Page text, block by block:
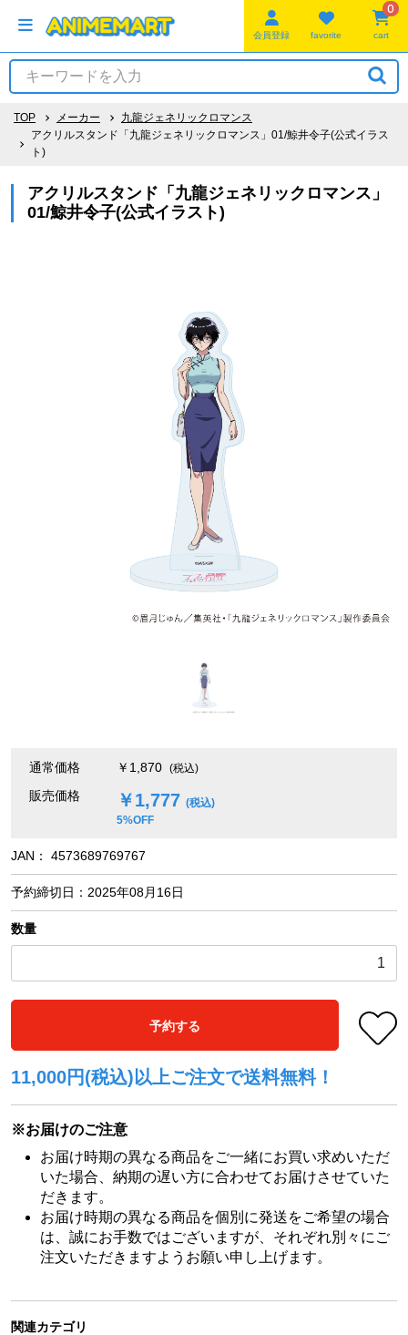
会員登録 favorite
0
cart
TOP メーカー
九龍ジェネリックロマンス
アクリルスタンド「九龍ジェネリックロマンス」01/鯨井令子(公式イラス
ト)
アクリルスタンド「九龍ジェネリックロマンス」
01/鯨井令子(公式イラスト)
通常価格 ￥1,870 (税込)
販売価格
5%OFF
￥1,777 (税込)
JAN： 4573689769767
予約締切日： 2025年08月16日
数量
予約する
11,000円(税込)以上ご注文で送料無料！
※お届けのご注意
お届け時期の異なる商品をご一緒にお買い求めいただ
いた場合、納期の遅い方に合わせてお届けさせていた
だきます。
お届け時期の異なる商品を個別に発送をご希望の場合
は、誠にお手数ではございますが、それぞれ別々にご
注文いただきますようお願い申し上げます。
関連カテゴリ